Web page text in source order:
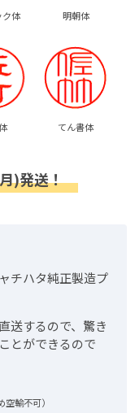
ク体 明朝体
てん書体
)発送！
チハタ純正製造プ
送するので、驚き
とができるので
輸不可）